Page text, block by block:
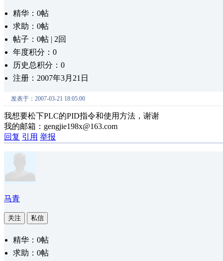
精华：0帖
求助：0帖
帖子：0帖 | 2回
年度积分：0
历史总积分：0
注册：2007年3月21日
发表于：2007-03-21 18:05:00
我想要松下PLC的PID指令和使用方法，谢谢
我的邮箱：gengjie198x@163.com
回复 引用 举报
马青
关注 私信
精华：0帖
求助：0帖